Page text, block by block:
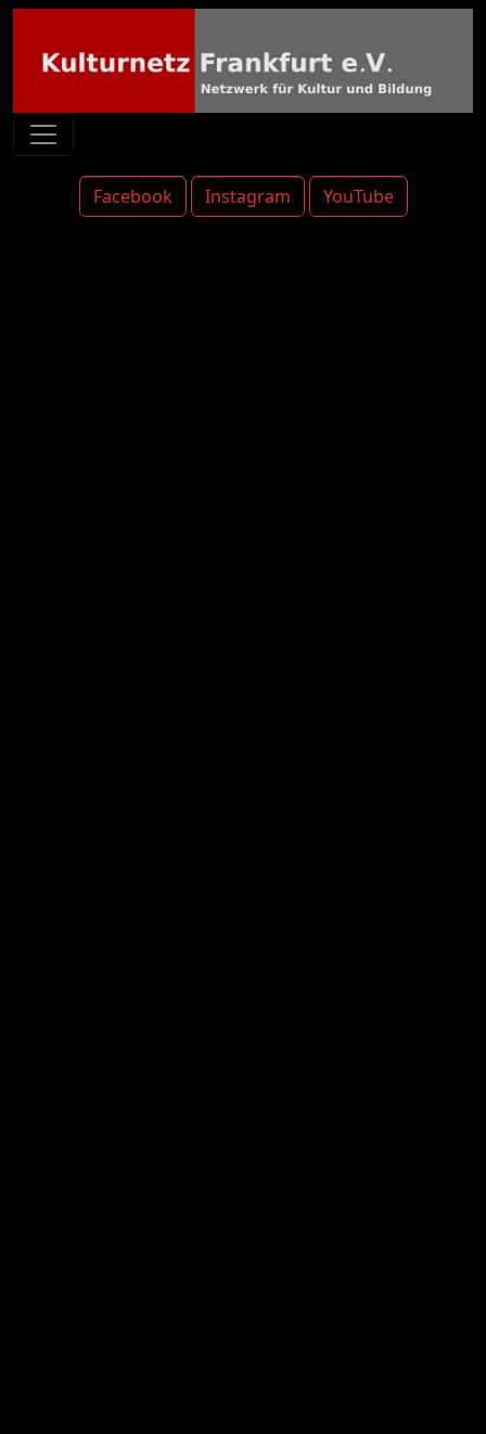
Facebook Instagram YouTube